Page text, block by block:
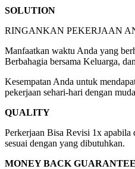
SOLUTION
RINGANKAN PEKERJAAN
Manfaatkan waktu Anda yang
Berbahagia bersama Keluarga,
Kesempatan Anda untuk
pekerjaan sehari-hari dengan
QUALITY
Perkerjaan Bisa Revisi 1x
sesuai dengan yang dibutuhkan.
MONEY BACK GUARANTEE